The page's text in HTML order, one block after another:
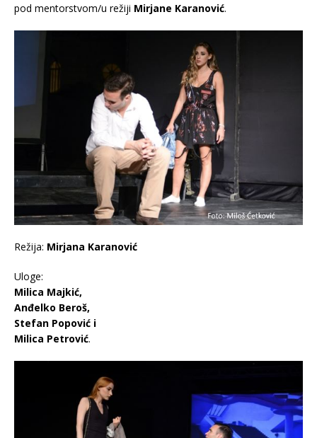
pod mentorstvom/u režiji Mirjane Karanović.
Režija: Mirjana Karanović
Uloge:
Milica Majkić,
Anđelko Beroš,
Stefan Popović i
Milica Petrović.